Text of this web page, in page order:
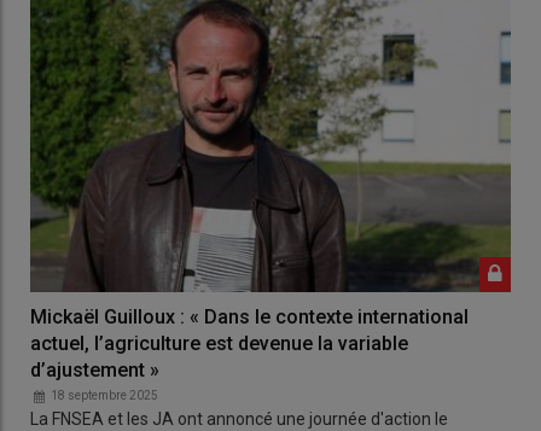
Mickaël Guilloux : « Dans le contexte international
actuel, l’agriculture est devenue la variable
d’ajustement »
18 septembre 2025
La FNSEA et les JA ont annoncé une journée d'action le